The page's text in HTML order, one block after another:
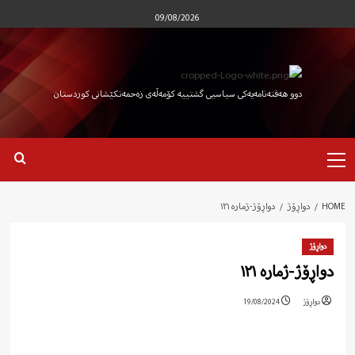
to
content
09/08/2026
دوو هەفتەنامەیەکی سیاسیی گشتییە کۆمەڵەی زەحمەتکێشانی کوردستان
Menu
HOME دواڕۆژ دواڕۆژ-ژمارە ١٢١
دواڕۆژ
دواڕۆژ-ژمارە ١٢١
دواڕۆژ 19/08/2024